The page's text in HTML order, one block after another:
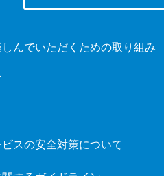
んでいただくための取り組み
スの安全対策について